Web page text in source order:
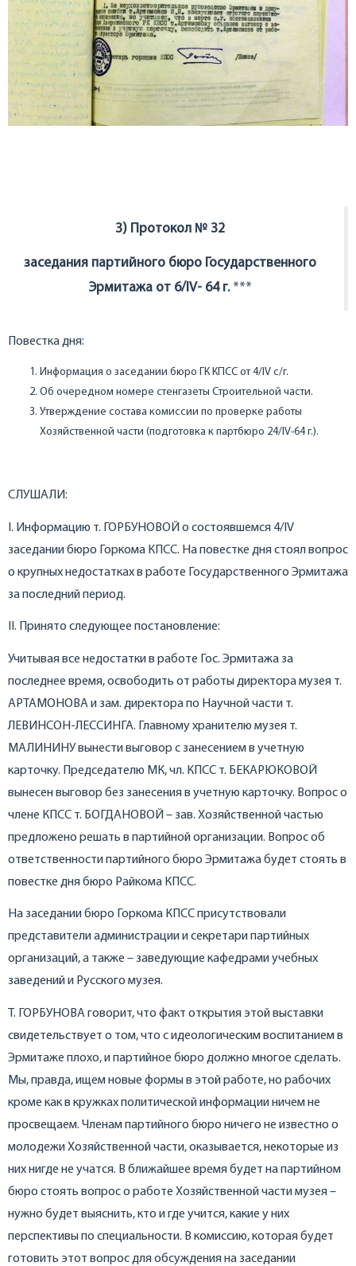
3) Протокол № 32
заседания партийного бюро Государственного
Эрмитажа от 6/IV- 64 г.***
Повестка дня:
Информация о заседании бюро ГК КПСС от 4/IV с/г.
Об очередном номере стенгазеты Строительной части.
Утверждение состава комиссии по проверке работы
Хозяйственной части (подготовка к партбюро 24/IV-64 г.).
СЛУШАЛИ:
I. Информацию т. ГОРБУНОВОЙ о состоявшемся 4/IV
заседании бюро Горкома КПСС. На повестке дня стоял вопрос
о крупных недостатках в работе Государственного Эрмитажа
за последний период.
II. Принято следующее постановление:
Учитывая все недостатки в работе Гос. Эрмитажа за
последнее время, освободить от работы директора музея т.
АРТАМОНОВА и зам. директора по Научной части т.
ЛЕВИНСОН-ЛЕССИНГА. Главному хранителю музея т.
МАЛИНИНУ вынести выговор с занесением в учетную
карточку. Председателю МК, чл. КПСС т. БЕКАРЮКОВОЙ
вынесен выговор без занесения в учетную карточку. Вопрос о
члене КПСС т. БОГДАНОВОЙ – зав. Хозяйственной частью
предложено решать в партийной организации. Вопрос об
ответственности партийного бюро Эрмитажа будет стоять в
повестке дня бюро Райкома КПСС.
На заседании бюро Горкома КПСС присутствовали
представители администрации и секретари партийных
организаций, а также – заведующие кафедрами учебных
заведений и Русского музея.
Т. ГОРБУНОВА говорит, что факт открытия этой выставки
свидетельствует о том, что с идеологическим воспитанием в
Эрмитаже плохо, и партийное бюро должно многое сделать.
Мы, правда, ищем новые формы в этой работе, но рабочих
кроме как в кружках политической информации ничем не
просвещаем. Членам партийного бюро ничего не известно о
молодежи Хозяйственной части, оказывается, некоторые из
них нигде не учатся. В ближайшее время будет на партийном
бюро стоять вопрос о работе Хозяйственной части музея –
нужно будет выяснить, кто и где учится, какие у них
перспективы по специальности. В комиссию, которая будет
готовить этот вопрос для обсуждения на заседании